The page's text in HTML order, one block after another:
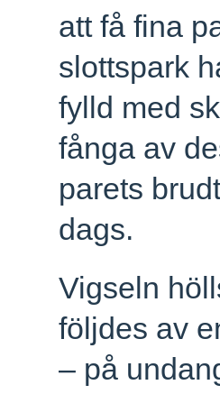
att få fina
slottspark
fylld med
fånga av
parets
dags.
Vigseln
följdes av
– på